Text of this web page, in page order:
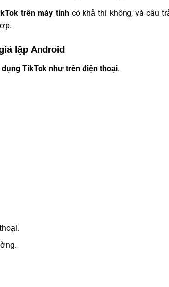
trên máy tínhcó khả thi không, và câu
lập Android
TikTok như trên điện thoại.